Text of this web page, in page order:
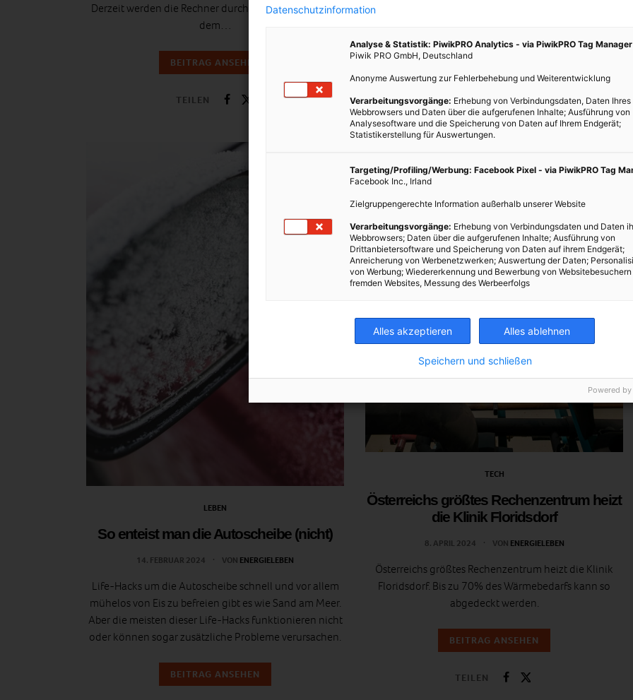
Derzeit werden die Rechner durch Kühlaggregate auf
dem…
BEITRAG ANSEHEN
TEILEN
LEBEN
So enteist man die Autoscheibe (nicht)
14. FEBRUAR 2024 VON ENERGIELEBEN
Life-Hacks um die Autoscheibe schnell und vor allem
mühelos von Eis zu befreien gibt es wie Sand am Meer.
Aber die meisten dieser Life-Hacks funktionieren nicht
oder können sogar zusätzliche Probleme verursachen.
BEITRAG ANSEHEN
TECH
Österreichs größtes Rechenzentrum heizt
die Klinik Floridsdorf
8. APRIL 2024 VON ENERGIELEBEN
Österreichs größtes Rechenzentrum heizt die Klinik
Floridsdorf. Bis zu 70% des Wärmebedarfs kann so
abgedeckt werden.
BEITRAG ANSEHEN
TEILEN
Datenschutzinformation
Analyse & Statistik: PiwikPRO Analytics - via PiwikPRO Tag Manager
Piwik PRO GmbH, Deutschland
Anonyme Auswertung zur Fehlerbehebung und Weiterentwicklung
Verarbeitungsvorgänge: Erhebung von Verbindungsdaten, Daten Ihres
Webbrowsers und Daten über die aufgerufenen Inhalte; Ausführung von
Analysesoftware und die Speicherung von Daten auf Ihrem Endgerät;
Statistikerstellung für Auswertungen.
Targeting/Profiling/Werbung: Facebook Pixel - via PiwikPRO Tag
Facebook Inc., Irland
Zielgruppengerechte Information außerhalb unserer Website
Verarbeitungsvorgänge: Erhebung von Verbindungsdaten und Daten
Webbrowsers; Daten über die aufgerufenen Inhalte; Ausführung von
Drittanbietersoftware und Speicherung von Daten auf ihrem Endgerät;
Anreicherung von Werbenetzwerken; Auswertung der Daten;
von Werbung; Wiedererkennung und Bewerbung von
fremden Websites, Messung des Werbeerfolgs
Alles akzeptieren Alles ablehnen
Speichern und schließen
Powered by